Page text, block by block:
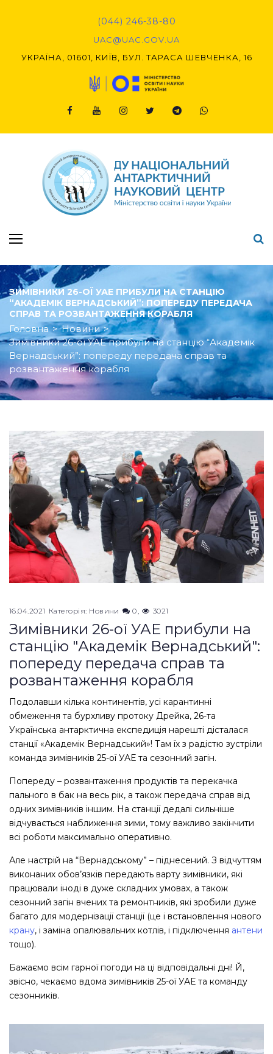
(044) 246-38-80
UAC@UAC.GOV.UA​​
УКРАЇНА, 01601, КИЇВ, БУЛ. ТАРАСА ШЕВЧЕНКА, 16
ЗИМІВНИКИ 26-ОЇ УАЕ ПРИБУЛИ НА СТАНЦІЮ
“АКАДЕМІК ВЕРНАДСЬКИЙ”: ПОПЕРЕДУ ПЕРЕДАЧА
СПРАВ ТА РОЗВАНТАЖЕННЯ КОРАБЛЯ
Головна > Новини >
Зимівники 26-ої УАЕ прибули на станцію “Академік
Вернадський”: попереду передача справ та
розвантаження корабля
16.04.2021 Категорія: Новини 0 3021
Зимівники 26-ої УАЕ прибули на
станцію "Академік Вернадський":
попереду передача справ та
розвантаження корабля
Подолавши кілька континентів, усі карантинні
обмеження та бурхливу протоку Дрейка, 26-та
Українська антарктична експедиція нарешті дісталася
станції «Академік Вернадський»! Там їх з радістю зустріли
команда зимівників 25-ої УАЕ та сезонний загін.
Попереду – розвантаження продуктів та перекачка
пального в бак на весь рік, а також передача справ від
одних зимівників іншим. На станції дедалі сильніше
відчувається наближення зими, тому важливо закінчити
всі роботи максимально оперативно.
Але настрій на “Вернадському” – піднесений. З відчуттям
виконаних обов’язків передають варту зимівники, які
працювали іноді в дуже складних умовах, а також
сезонний загін вчених та ремонтників, які зробили дуже
багато для модернізації станції (це і встановлення нового
крану, і заміна опалювальних котлів, і підключення антени
тощо).
Бажаємо всім гарної погоди на ці відповідальні дні! Й,
звісно, чекаємо вдома зимівників 25-ої УАЕ та команду
сезонників.